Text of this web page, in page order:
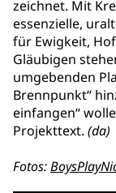
zeichnet. Mit
essenzielle,
für Ewigkeit,
Gläubigen
umgebenden
Brennpunkt“
einfangen“
Projekttext. (da)
Fotos: